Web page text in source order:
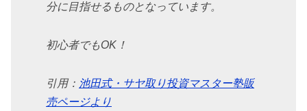
分に目指せるものとなっています。
初心者でもOK！
引用： 池田式・サヤ取り投資マスター塾販
売ページより